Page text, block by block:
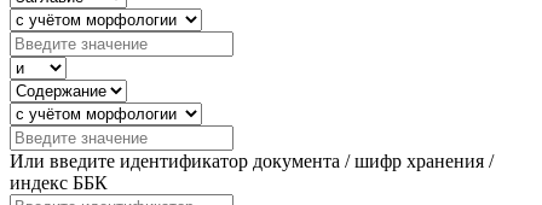
Или введите идентификатор документа / шифр хранения /
индекс ББК